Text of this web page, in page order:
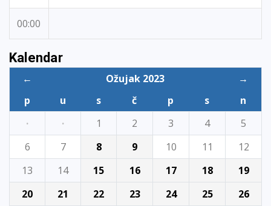
00:00
Kalendar
← Ožujak 2023
→
p
u s č p s
n
·
· 1 2 3 4
5
6
7 8 9 10 11
12
13
14 15 16 17 18
19
20
21 22 23 24 25
26